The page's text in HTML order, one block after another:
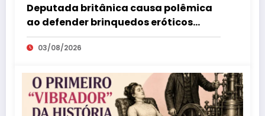
Deputada britânica causa polêmica
ao defender brinquedos eróticos
como parte da educação sexual
03/08/2026